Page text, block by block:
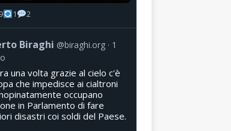
1 2
Biraghi @biraghi.org
1
una volta grazie al cielo c'è
che impedisce ai cialtroni
occupano
in Parlamento di fare
disastri coi soldi del Paese.